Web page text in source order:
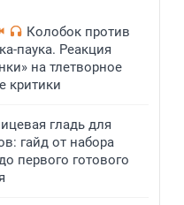
Колобок против
паука. Реакция
на тлетворное
критики
гладь для
гайд от набора
первого готового